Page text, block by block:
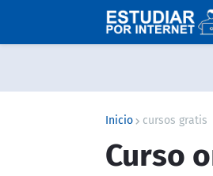
Inicio cursos gratis
Curso